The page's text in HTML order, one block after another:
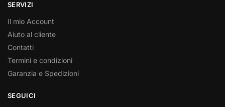
SERVIZI
Il mio Account
Aiuto al cliente
Contatti
Termini e condizioni
Garanzia e Spedizioni
SEGUICI